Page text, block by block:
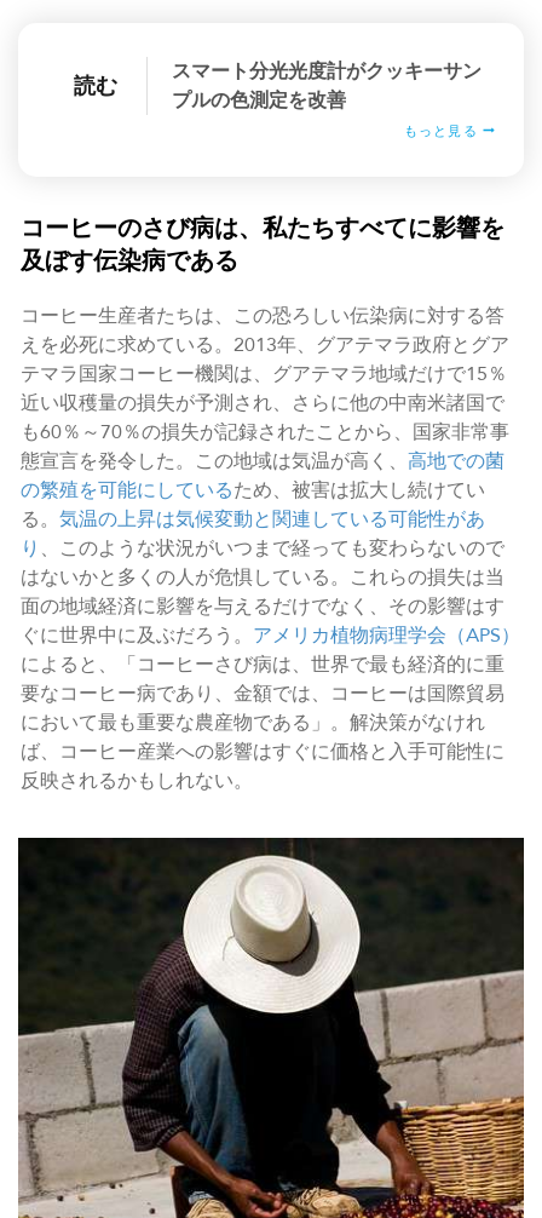
読む
スマート分光光度計がクッキーサン
プルの色測定を改善
もっと見る
コーヒーのさび病は、私たちすべてに影響を
及ぼす伝染病である
コーヒー生産者たちは、この恐ろしい伝染病に対する答
えを必死に求めている。2013年、グアテマラ政府とグア
テマラ国家コーヒー機関は、グアテマラ地域だけで15％
近い収穫量の損失が予測され、さらに他の中南米諸国で
も60％～70％の損失が記録されたことから、国家非常事
態宣言を発令した。この地域は気温が高く、 高地での菌
の繁殖を可能にしているため、被害は拡大し続けてい
る。 気温の上昇は気候変動と関連している可能性があ
り 、このような状況がいつまで経っても変わらないので
はないかと多くの人が危惧している。これらの損失は当
面の地域経済に影響を与えるだけでなく、その影響はす
ぐに世界中に及ぶだろう。 アメリカ植物病理学会（APS）
によると、「コーヒーさび病は、世界で最も経済的に重
要なコーヒー病であり、金額では、コーヒーは国際貿易
において最も重要な農産物である」。解決策がなけれ
ば、コーヒー産業への影響はすぐに価格と入手可能性に
反映されるかもしれない。